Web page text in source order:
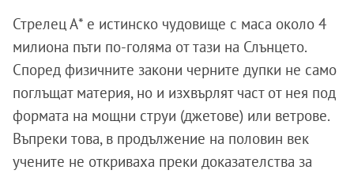
Стрелец А* е истинско чудовище с маса около 4
милиона пъти по-голяма от тази на Слънцето.
Според физичните закони черните дупки не само
поглъщат материя, но и изхвърлят част от нея под
формата на мощни струи (джетове) или ветрове.
Въпреки това, в продължение на половин век
учените не откриваха преки доказателства за